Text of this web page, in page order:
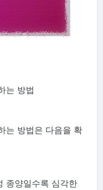
는 방법
는 방법은 다음을 확
종양일수록 심각한